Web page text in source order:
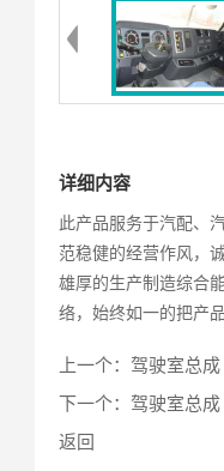
详细内容
此产品服务于汽配、
范稳健的经营作风，
雄厚的生产制造综合
络，始终如一的把产
上一个： 驾驶室总成
下一个： 驾驶室总成
返回